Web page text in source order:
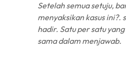
Setelah semua setuju,
menyaksikan kasus
hadir. Satu per satu
sama dalam menjawab.